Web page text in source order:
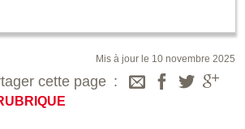
Mis à jour le 10 novembre 2025
cette page